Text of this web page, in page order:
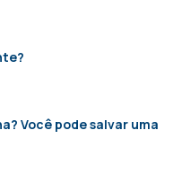
Você pode salvar uma